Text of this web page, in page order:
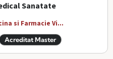
Sanatate
si Farmacie Vi...
Acreditat Master